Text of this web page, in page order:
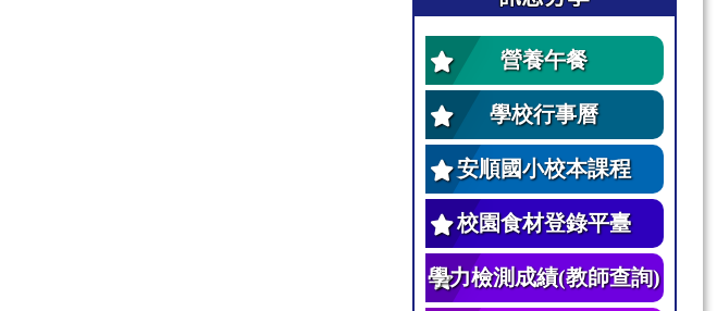
營養午餐
學校行事曆
安順國小校本課程
校園食材登錄平臺
學力檢測成績(教師查詢)